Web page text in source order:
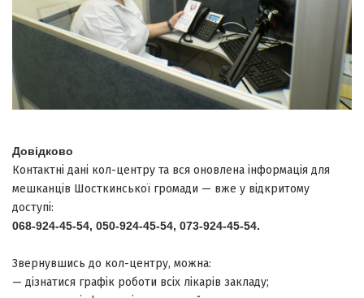
Довідково
Контактні дані кол-центру та вся оновлена інформація для
мешканців Шосткинської громади — вже у відкритому
доступі:
068-924-45-54, 050-924-45-54, 073-924-45-54.
Звернувшись до кол-центру, можна:
— дізнатися графік роботи всіх лікарів закладу;